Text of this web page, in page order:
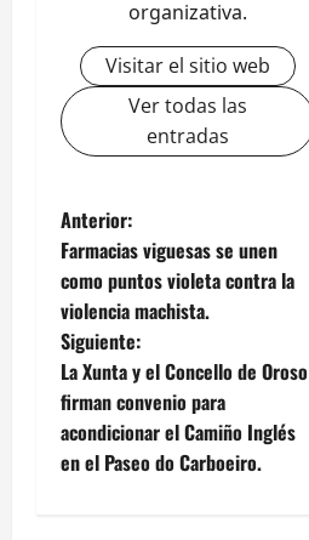
organizativa.
Visitar el sitio web
Ver todas las
entradas
N
a
v
e
g
a
Anterior:
Farmacias viguesas se unen
como puntos violeta contra la
violencia machista.
Siguiente:
La Xunta y el Concello de Oroso
firman convenio para
acondicionar el Camiño Inglés
en el Paseo do Carboeiro.